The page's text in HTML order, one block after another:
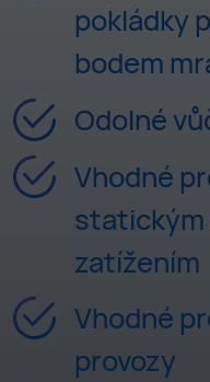
pokládky
bodem
Odolné
Vhodné
statickým
zatížením
Vhodné
provozy